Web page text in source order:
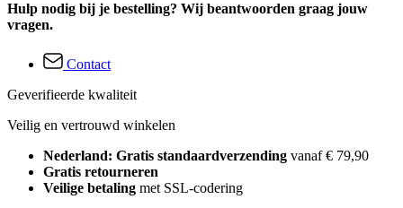
Hulp nodig bij je bestelling? Wij beantwoorden graag jouw
vragen.
Contact
Geverifieerde kwaliteit
Veilig en vertrouwd winkelen
Nederland: Gratis standaardverzending vanaf € 79,90
Gratis retourneren
Veilige betaling met SSL-codering